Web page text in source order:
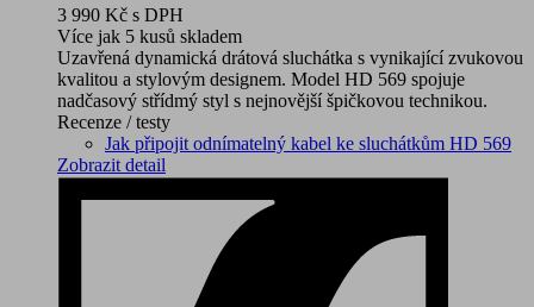
3 990 Kč s DPH
Více jak 5 kusů skladem
Uzavřená dynamická drátová sluchátka s vynikající zvukovou
kvalitou a stylovým designem. Model HD 569 spojuje
nadčasový střídmý styl s nejnovější špičkovou technikou.
Recenze / testy
Jak připojit odnímatelný kabel ke sluchátkům HD 569
Zobrazit detail